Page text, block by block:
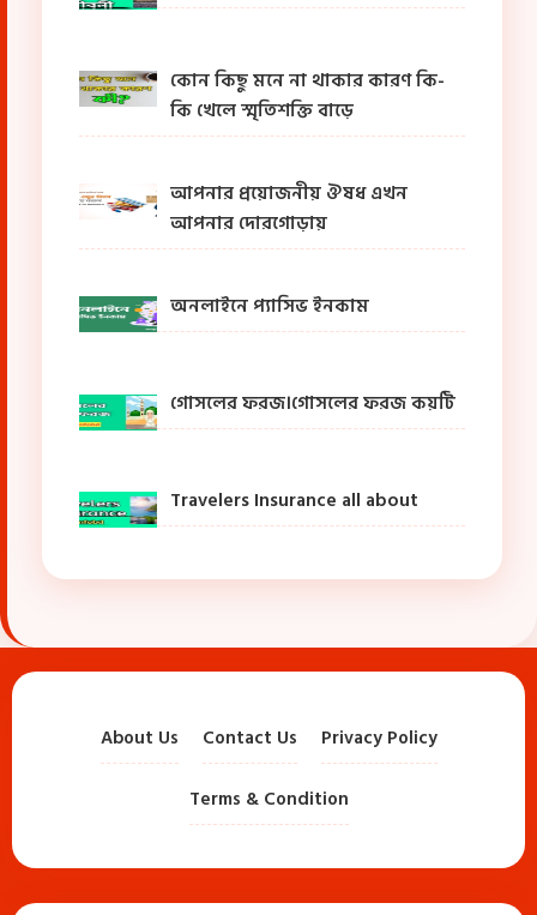
কোন কিছু মনে না থাকার কারণ কি-
কি খেলে স্মৃতিশক্তি বাড়ে
আপনার প্রয়োজনীয় ঔষধ এখন
আপনার দোরগোড়ায়
অনলাইনে প্যাসিভ ইনকাম
গোসলের ফরজ।গোসলের ফরজ কয়টি
Travelers Insurance all about
About Us Contact Us Privacy Policy
Terms & Condition